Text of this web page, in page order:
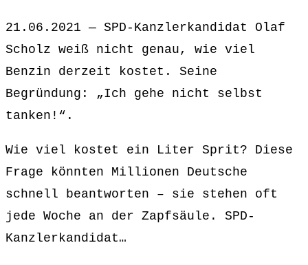
21.06.2021 — SPD-Kanzlerkandidat Olaf
Scholz weiß nicht genau, wie viel
Benzin derzeit kostet. Seine
Begründung: „Ich gehe nicht selbst
tanken!“.
Wie viel kostet ein Liter Sprit? Diese
Frage könnten Millionen Deutsche
schnell beantworten – sie stehen oft
jede Woche an der Zapfsäule. SPD-
Kanzlerkandidat…